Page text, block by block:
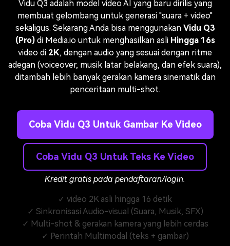
Vidu Q3 adalah model video AI yang baru dirilis yang
membuat gelombang untuk generasi "suara + video"
sekaligus. Sekarang Anda bisa menggunakan Vidu Q3
(Pro)di Media.io untuk menghasilkan asli Hingga 16s
video di 2K, dengan audio yang sesuai dengan ritme
adegan (voiceover, musik latar belakang, dan efek suara),
ditambah lebih banyak gerakan kamera sinematik dan
penceritaan multi-shot.
Coba Vidu Q3 Untuk Gambar Ke Video
Coba Vidu Q3 Untuk Teks Ke Video
Kredit gratis pada pendaftaran/login.
✓ video 2K asli hingga 16 detik
✓ Sinkronisasi Audio-visual (Suara, Musik, SFX)
✓ Multi-shot & gerakan kamera yang lebih cerdas
✓ Perintah Multimodal (teks + gambar)